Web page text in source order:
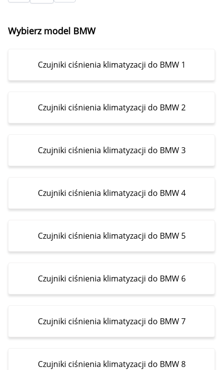
Wybierz model BMW
Czujniki ciśnienia klimatyzacji do BMW 1
Czujniki ciśnienia klimatyzacji do BMW 2
Czujniki ciśnienia klimatyzacji do BMW 3
Czujniki ciśnienia klimatyzacji do BMW 4
Czujniki ciśnienia klimatyzacji do BMW 5
Czujniki ciśnienia klimatyzacji do BMW 6
Czujniki ciśnienia klimatyzacji do BMW 7
Czujniki ciśnienia klimatyzacji do BMW 8